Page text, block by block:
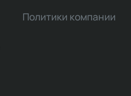
Политики компании